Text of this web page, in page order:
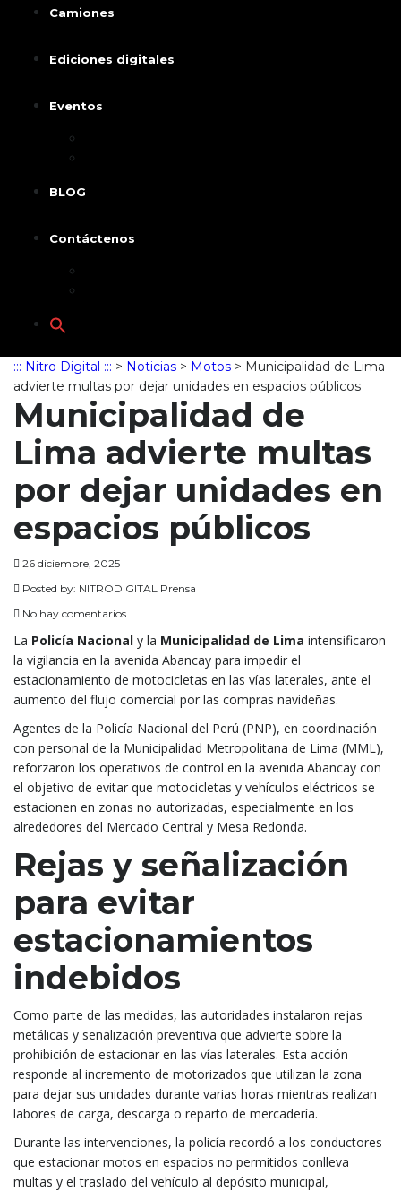
Camiones
Ediciones digitales
Eventos
BLOG
Contáctenos
Search
for:
::: Nitro Digital ::: > Noticias > Motos > Municipalidad de Lima
advierte multas por dejar unidades en espacios públicos
Municipalidad de
Lima advierte multas
por dejar unidades en
espacios públicos
26 diciembre, 2025
Posted by: NITRODIGITAL Prensa
No hay comentarios
La Policía Nacional y la Municipalidad de Lima intensificaron
la vigilancia en la avenida Abancay para impedir el
estacionamiento de motocicletas en las vías laterales, ante el
aumento del flujo comercial por las compras navideñas.
Agentes de la Policía Nacional del Perú (PNP), en coordinación
con personal de la Municipalidad Metropolitana de Lima (MML),
reforzaron los operativos de control en la avenida Abancay con
el objetivo de evitar que motocicletas y vehículos eléctricos se
estacionen en zonas no autorizadas, especialmente en los
alrededores del Mercado Central y Mesa Redonda.
Rejas y señalización
para evitar
estacionamientos
indebidos
Como parte de las medidas, las autoridades instalaron rejas
metálicas y señalización preventiva que advierte sobre la
prohibición de estacionar en las vías laterales. Esta acción
responde al incremento de motorizados que utilizan la zona
para dejar sus unidades durante varias horas mientras realizan
labores de carga, descarga o reparto de mercadería.
Durante las intervenciones, la policía recordó a los conductores
que estacionar motos en espacios no permitidos conlleva
multas y el traslado del vehículo al depósito municipal,